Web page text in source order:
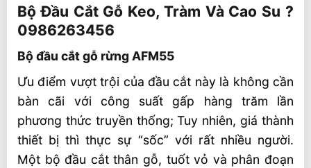
0986263456
Bộ đầu cắt gỗ rừng AFM55
Van thủy lực
Thông số kỹ thuật chính
Thuận lợi và khó khăn khi sử dụng bộ đầu
cắt gỗ keo tại Việt Nam
Thuận lợi:
Bộ Đầu Cắt Gỗ Keo, Tràm Và Cao Su ?️
0986263456
Bộ đầu cắt gỗ rừng AFM55
Ưu điểm vượt trội của đầu cắt này là không cần
bàn cãi với công suất gấp hàng trăm lần
phương thức truyền thống; Tuy nhiên, giá thành
thiết bị thì thực sự “sốc” với rất nhiều người.
Một bộ đầu cắt thân gỗ, tuốt vỏ và phân đoạn